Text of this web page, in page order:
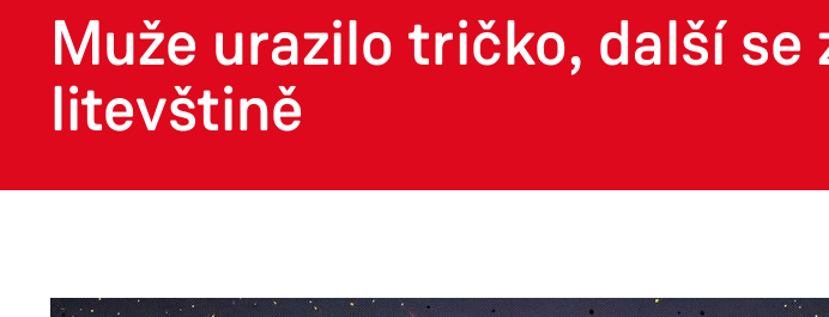
Muže urazilo tričko, další
litevštině